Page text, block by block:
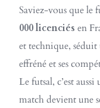
Saviez-vous que le
000 licenciés en
et technique, séduit
effréné et ses
Le futsal, c’est
match devient une